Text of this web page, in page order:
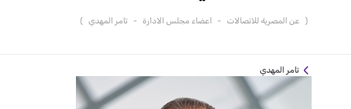
( عن المصرية للاتصالات - اعضاء مجلس الادارة - تامر المهدي )
تامر المهدي